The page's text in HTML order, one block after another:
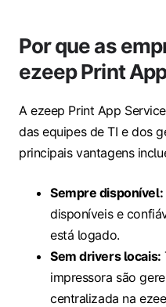
Por que as
ezeep Print
A ezeep Print App
das equipes de TI e dos
principais vantagens
Sempre disponível:
disponíveis e
está logado.
Sem drivers locais:
impressora são
centralizada na